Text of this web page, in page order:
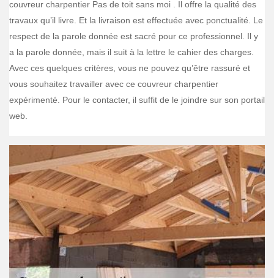
couvreur charpentier Pas de toit sans moi . Il offre la qualité des
travaux qu’il livre. Et la livraison est effectuée avec ponctualité. Le
respect de la parole donnée est sacré pour ce professionnel. Il y
a la parole donnée, mais il suit à la lettre le cahier des charges.
Avec ces quelques critères, vous ne pouvez qu’être rassuré et
vous souhaitez travailler avec ce couvreur charpentier
expérimenté. Pour le contacter, il suffit de le joindre sur son portail
web.